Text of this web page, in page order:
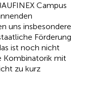
Campus
uns insbesondere
Förderung
ist noch nicht
Kombinatorik mit
zu kurz